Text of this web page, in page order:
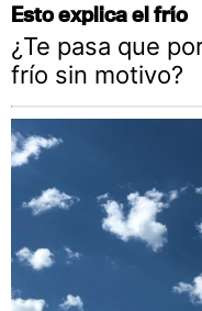
Esto explica el frío
¿Te pasa que
frío sin motivo?